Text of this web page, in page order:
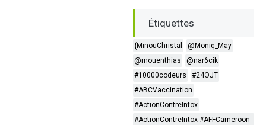
Étiquettes
{MinouChristal
@Moniq_May
@mouenthias
@nar6cik
#10000codeurs
#24OJT
#ABCVaccination
#ActionContreIntox
#ActionContreIntox #AFFCameroon